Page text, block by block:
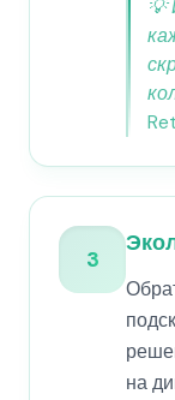
💡
3
на